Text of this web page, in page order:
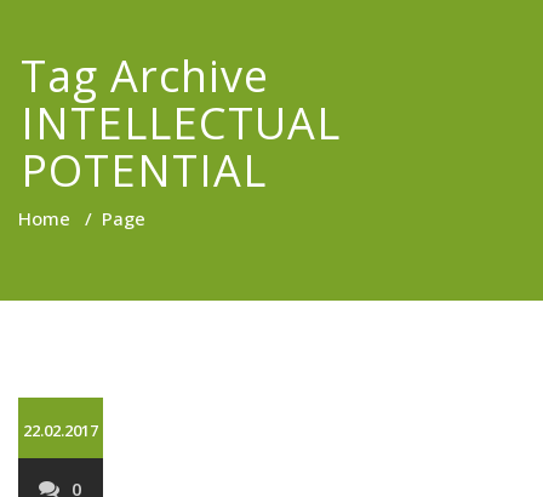
Tag Archive
INTELLECTUAL
POTENTIAL
Home / Page
22.02.2017
0